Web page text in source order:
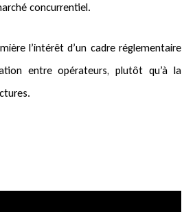
concurrentiel.
l’intérêt d’un cadre réglementaire
entre opérateurs, plutôt qu’à la